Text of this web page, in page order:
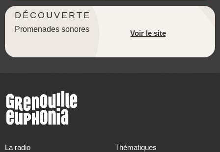
DÉCOUVERTE
Promenades sonores Voir le site
La radio Thématiques